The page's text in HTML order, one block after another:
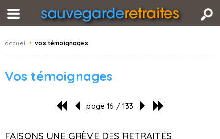
accueil • vos témoignages
Vos témoignages
page 16 / 133
FAISONS UNE GRÈVE DES RETRAITÉS